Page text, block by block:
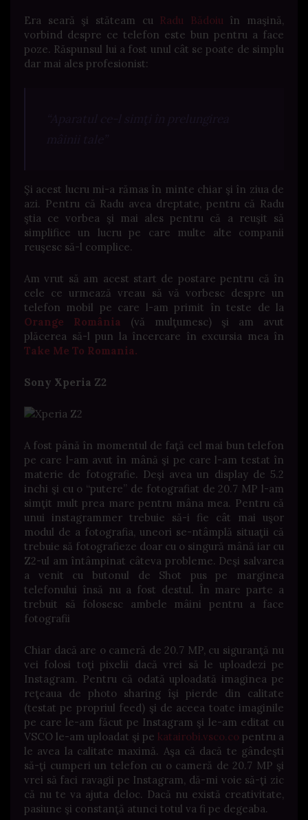
Era seară şi stăteam cu Radu Bădoiu în maşină,
vorbind despre ce telefon este bun pentru a face
poze. Răspunsul lui a fost unul cât se poate de simplu
dar mai ales profesionist:
Şi acest lucru mi-a rămas în minte chiar şi în ziua de
azi. Pentru că Radu avea dreptate, pentru că Radu
ştia ce vorbea şi mai ales pentru că a reuşit să
simplifice un lucru pe care multe alte companii
reuşesc să-l complice.
Am vrut să am acest start de postare pentru că în
cele ce urmează vreau să vă vorbesc despre un
telefon mobil pe care l-am primit în teste de la
Orange România
(vă mulţumesc) şi am avut
plăcerea să-l pun la încercare în excursia mea în
Take Me To Romania.
Sony Xperia Z2
A fost până în momentul de faţă cel mai bun telefon
pe care l-am avut în mână şi pe care l-am testat în
materie de fotografie. Deşi avea un display de 5.2
inchi şi cu o “putere” de fotografiat de 20.7 MP l-am
simţit mult prea mare pentru mâna mea. Pentru că
unui instagrammer trebuie să-i fie cât mai uşor
modul de a fotografia, uneori se-ntâmplă situaţii că
trebuie să fotografieze doar cu o singură mână iar cu
Z2-ul am întâmpinat câteva probleme. Deşi salvarea
a venit cu butonul de Shot pus pe marginea
telefonului însă nu a fost destul. În mare parte a
trebuit să folosesc ambele mâini pentru a face
fotografii
Chiar dacă are o cameră de 20.7 MP, cu siguranţă nu
vei folosi toţi pixelii dacă vrei să le uploadezi pe
Instagram. Pentru că odată uploadată imaginea pe
reţeaua de photo sharing îşi pierde din calitate
(testat pe propriul feed) şi de aceea toate imaginile
pe care le-am făcut pe Instagram şi le-am editat cu
VSCO le-am uploadat şi pe katairobi.vsco.co pentru a
le avea la calitate maximă. Aşa că dacă te gândeşti
să-ţi cumperi un telefon cu o cameră de 20.7 MP şi
vrei să faci ravagii pe Instagram, dă-mi voie să-ţi zic
că nu te va ajuta deloc. Dacă nu există creativitate,
pasiune şi constanţă atunci totul va fi pe degeaba.